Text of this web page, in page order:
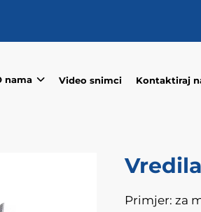
nama Video snimci Kontaktiraj
Primjer: za